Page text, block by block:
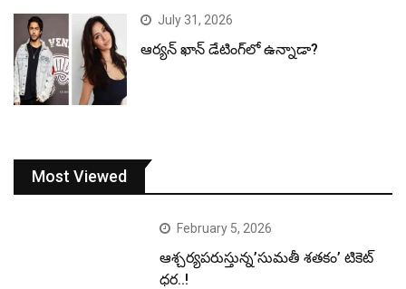
July 31, 2026
ఆర్యన్ ఖాన్ డేటింగ్‌లో ఉన్నాడా?
Most Viewed
February 5, 2026
ఆశ్చర్యపరుస్తున్న’సుమతీ శతకం’ టికెట్
ధర..!